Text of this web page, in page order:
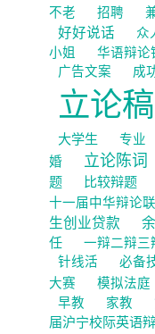
不老
招聘
好好说话 众
小姐
华语辩论
广告文案 成
立论稿
大学生 专业
婚
立论陈词
题
比较辩题
十一届中华辩论
生创业贷款
任
一辩二辩三
针线活 必备
大赛
模拟法庭
早教 家教
届沪宁校际英语